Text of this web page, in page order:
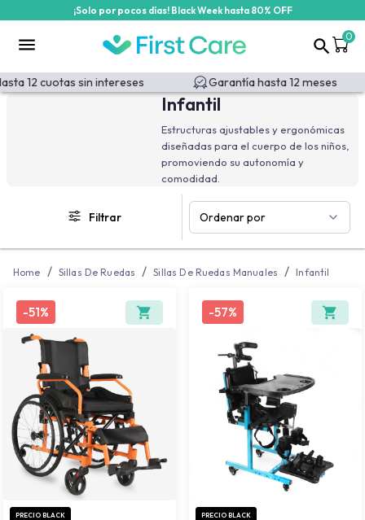
¡Solo por pocos días! Black Week hasta 80% OFF
0
12 cuotas sin intereses Garantía hasta 12 meses
Infantil
Estructuras ajustables y ergonómicas
diseñadas para el cuerpo de los niños,
promoviendo su autonomía y
comodidad.
Filtrar Ordenar por
Home / Sillas De Ruedas / Sillas De Ruedas Manuales / Infantil
-51%
PRECIO BLACK
-57%
PRECIO BLACK
/categoria-producto/pediatrica-ninos?id=643&id_filter=643